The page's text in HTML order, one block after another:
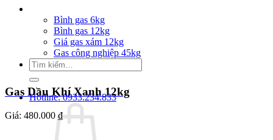
Bình gas 6kg
Bình gas 12kg
Giá gas xám 12kg
Gas công nghiệp 45kg
Tìm
kiếm:
Hotline: 0933.234.833
Gas Dầu Khí Xanh 12kg
Giá: 480.000 ₫